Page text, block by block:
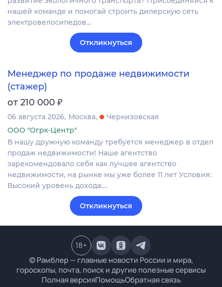
нашей команде и помогай строить дилерскую сеть
электровелосипедов…
Откликнуться
Менеджер по продаже недвижимости
(стажер)
от 210 000 ₽
06 августа 2026 Москва
Черкизовская
ООО "Огрк-Центр"
В нашу дружную команду требуется менеджер в отдел
продаж недвижимости! Наше агентство
зарекомендовало себя как лучшее агентство
недвижимости, на рынке мы уже более 11 лет Условия:
Высокий уровень дохода:…
Откликнуться
© Рамблер — главные новости России и мира,
гороскопы, почта, поиск и другие полезные сервисы
Полная версияПомощьОбратная связь
18+